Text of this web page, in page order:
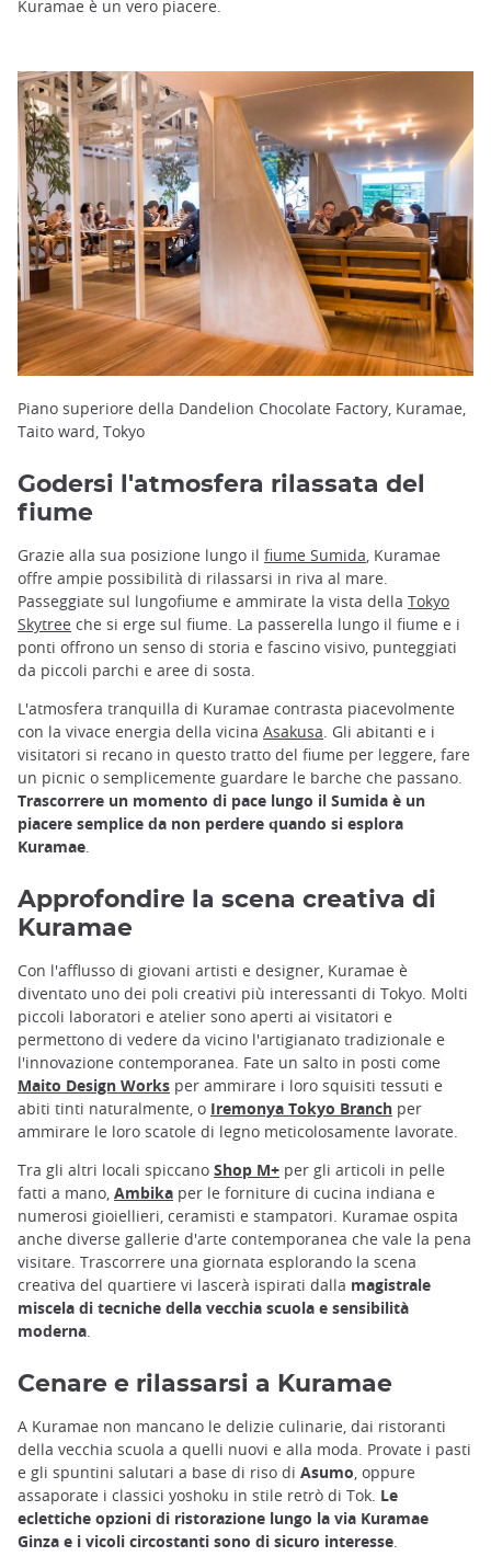
Kuramae è un vero piacere.
Piano superiore della Dandelion Chocolate Factory, Kuramae,
Taito ward, Tokyo
Godersi l'atmosfera rilassata del
fiume
Grazie alla sua posizione lungo il fiume Sumida , Kuramae
offre ampie possibilità di rilassarsi in riva al mare.
Passeggiate sul lungofiume e ammirate la vista della Tokyo
Skytree che si erge sul fiume. La passerella lungo il fiume e i
ponti offrono un senso di storia e fascino visivo, punteggiati
da piccoli parchi e aree di sosta.
L'atmosfera tranquilla di Kuramae contrasta piacevolmente
con la vivace energia della vicina Asakusa. Gli abitanti e i
visitatori si recano in questo tratto del fiume per leggere, fare
un picnic o semplicemente guardare le barche che passano.
Trascorrere un momento di pace lungo il Sumida è un
piacere semplice da non perdere quando si esplora
Kuramae.
Approfondire la scena creativa di
Kuramae
Con l'afflusso di giovani artisti e designer, Kuramae è
diventato uno dei poli creativi più interessanti di Tokyo. Molti
piccoli laboratori e atelier sono aperti ai visitatori e
permettono di vedere da vicino l'artigianato tradizionale e
l'innovazione contemporanea. Fate un salto in posti come
Maito Design Works per ammirare i loro squisiti tessuti e
abiti tinti naturalmente, o Iremonya Tokyo Branch per
ammirare le loro scatole di legno meticolosamente lavorate.
Tra gli altri locali spiccano Shop M+ per gli articoli in pelle
fatti a mano, Ambika per le forniture di cucina indiana e
numerosi gioiellieri, ceramisti e stampatori. Kuramae ospita
anche diverse gallerie d'arte contemporanea che vale la pena
visitare. Trascorrere una giornata esplorando la scena
creativa del quartiere vi lascerà ispirati dalla magistrale
miscela di tecniche della vecchia scuola e sensibilità
moderna.
Cenare e rilassarsi a Kuramae
A Kuramae non mancano le delizie culinarie, dai ristoranti
della vecchia scuola a quelli nuovi e alla moda. Provate i pasti
e gli spuntini salutari a base di riso di Asumo, oppure
assaporate i classici yoshoku in stile retrò di Tok. Le
eclettiche opzioni di ristorazione lungo la via Kuramae
Ginza e i vicoli circostanti sono di sicuro interesse.